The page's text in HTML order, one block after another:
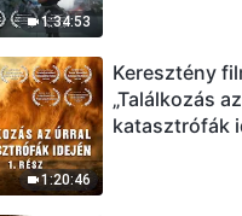
1:34:53
országába?
szinkron)
1:20:46
Keresztény
„Találkozás
katasztrófák